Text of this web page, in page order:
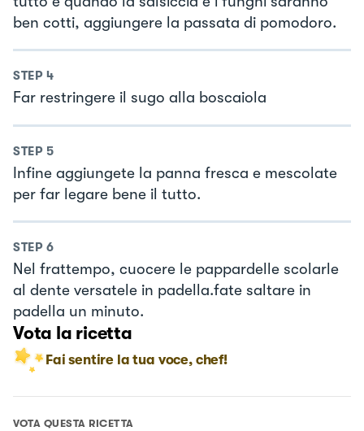
ben cotti, aggiungere la passata di pomodoro.
STEP 4
Far restringere il sugo alla boscaiola
STEP 5
Infine aggiungete la panna fresca e mescolate
per far legare bene il tutto.
STEP 6
Nel frattempo, cuocere le pappardelle scolarle
al dente versatele in padella.fate saltare in
padella un minuto.
Vota la ricetta
Fai sentire la tua voce, chef!
VOTA QUESTA RICETTA